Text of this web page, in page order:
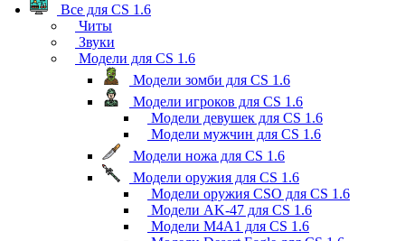
Все для CS 1.6
Читы
Звуки
Модели для CS 1.6
Модели зомби для CS 1.6
Модели игроков для CS 1.6
Модели девушек для CS 1.6
Модели мужчин для CS 1.6
Модели ножа для CS 1.6
Модели оружия для CS 1.6
Модели оружия CSO для CS 1.6
Модели AK-47 для CS 1.6
Модели M4A1 для CS 1.6